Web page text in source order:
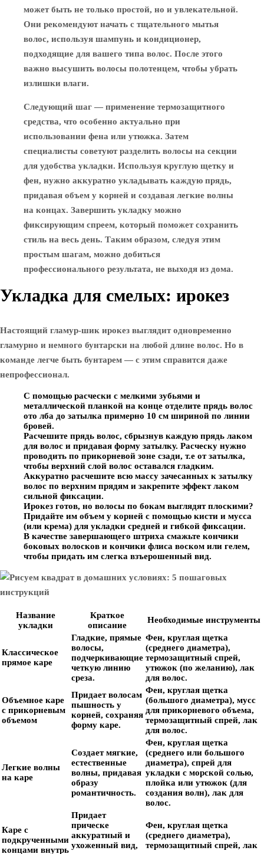
может быть не только простой, но и увлекательной.
Они рекомендуют начать с тщательного мытья
волос, используя шампунь и кондиционер,
подходящие для вашего типа волос. После этого
важно высушить волосы полотенцем, чтобы убрать
излишки влаги.
Следующий шаг — применение термозащитного
средства, что особенно актуально при
использовании фена или утюжка. Затем
специалисты советуют разделить волосы на секции
для удобства укладки. Используя круглую щетку и
фен, нужно аккуратно укладывать каждую прядь,
придавая объем у корней и создавая легкие волны
на концах. Завершить укладку можно
фиксирующим спреем, который поможет сохранить
стиль на весь день. Таким образом, следуя этим
простым шагам, можно добиться
профессионального результата, не выходя из дома.
Укладка для смелых: ирокез
Настоящий гламур-шик ирокез выглядит одновременно
гламурно и немного бунтарски на любой длине волос. Но в
команде легче быть бунтарем — с этим справится даже
непрофессионал.
С помощью расчески с мелкими зубьями и
металлической планкой на конце отделите прядь волос
ото лба до затылка примерно 10 см шириной по линии
бровей.
Расчешите прядь волос, сбрызнув каждую прядь лаком
для волос и придавая форму затылку. Расческу нужно
проводить по прикорневой зоне сзади, т.е от затылка,
чтобы верхний слой волос оставался гладким.
Аккуратно расчешите всю массу зачесанных к затылку
волос по верхним прядям и закрепите эффект лаком
сильной фиксации.
Ирокез готов, но волосы по бокам выглядят плоскими?
Придайте им объем у корней с помощью кисти и мусса
(или крема) для укладки средней и гибкой фиксации.
В качестве завершающего штриха смажьте кончики
боковых волосков и кончики флиса воском или гелем,
чтобы придать им слегка взъерошенный вид.
Название
укладки
Краткое
описание
Необходимые инструменты
Классическое
прямое каре
Гладкие, прямые
волосы,
подчеркивающие
четкую линию
среза.
Фен, круглая щетка
(среднего диаметра),
термозащитный спрей,
утюжок (по желанию), лак
для волос.
Объемное каре
с прикорневым
объемом
Придает волосам
пышность у
корней, сохраняя
форму каре.
Фен, круглая щетка
(большого диаметра), мусс
для прикорневого объема,
термозащитный спрей, лак
для волос.
Легкие волны
на каре
Создает мягкие,
естественные
волны, придавая
образу
романтичность.
Фен, круглая щетка
(среднего или большого
диаметра), спрей для
укладки с морской солью,
плойка или утюжок (для
создания волн), лак для
волос.
Каре с
подкрученными
концами внутрь
Придает
прическе
аккуратный и
ухоженный вид,
Фен, круглая щетка
(среднего диаметра),
термозащитный спрей, лак